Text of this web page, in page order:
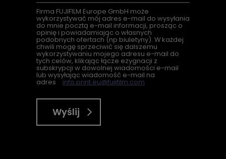
Firma FUJIFILM Europe GmbH może
wykorzystywać mój adres e-mail do wysyłania
do mnie pocztą e-mail informacji, prosząc o
opinię i powiadamiając o własnych
podobnych ofertach (np biuletyny). W każdej
chwili mogę sprzeciwić się dalszemu
wykorzystywaniu mojego adresu e-mail do
tych celów, klikając łącze ezygnacji z
subskrypcji w dowolnej wiadomości e-mail
lub wysyłając wiadomość e-mail na
adres info.print.eu@fujifilm.com
Wyślij